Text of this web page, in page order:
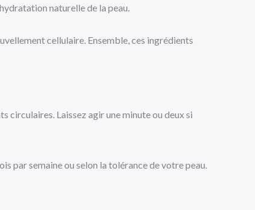
naturelle de la peau.
cellulaire. Ensemble, ces ingrédients
circulaires. Laissez agir une minute ou deux si
par semaine ou selon la tolérance de votre peau.